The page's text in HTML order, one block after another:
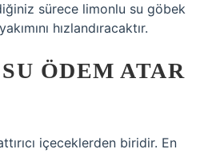
sürece limonlu su göbek
hızlandıracaktır.
ÖDEM ATAR
içeceklerden biridir. En